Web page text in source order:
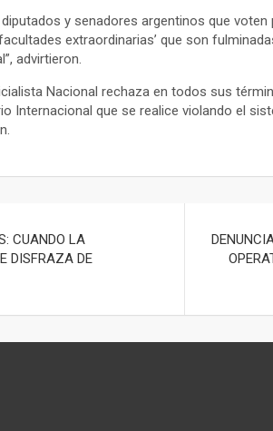
y senadores argentinos que
extraordinarias’ que son
advirtieron.
Nacional rechaza en todos sus
Internacional que se realice violando el
CUANDO LA
DISFRAZA DE